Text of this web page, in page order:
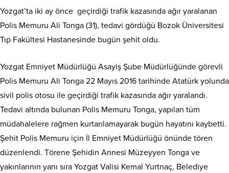
Yozgat’ta iki ay önce geçirdiği trafik kazasında ağır yaralanan
Polis Memuru Ali Tonga (31), tedavi gördüğü Bozok Üniversitesi
Tıp Fakültesi Hastanesinde bugün şehit oldu.
Yozgat Emniyet Müdürlüğü Asayiş Şube Müdürlüğünde görevli
Polis Memuru Ali Tonga 22 Mayıs 2016 tarihinde Atatürk yolunda
sivil polis otosu ile geçirdiği trafik kazasında ağır yaralandı.
Tedavi altında bulunan Polis Memuru Tonga, yapılan tüm
müdahalelere rağmen kurtarılamayarak bugün hayatını kaybetti.
Şehit Polis Memuru için İl Emniyet Müdürlüğü önünde tören
düzenlendi. Törene Şehidin Annesi Müzeyyen Tonga ve
yakınlarının yanı sıra Yozgat Valisi Kemal Yurtnaç, Belediye